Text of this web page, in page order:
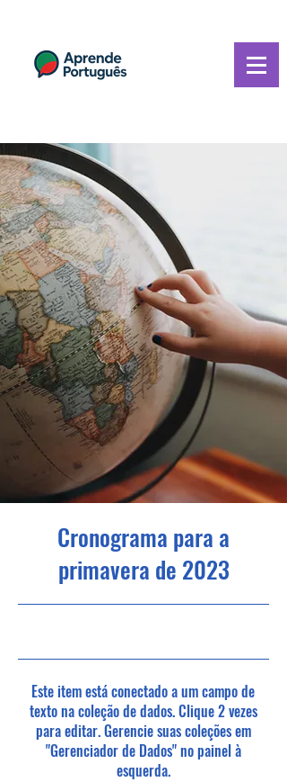
Cronograma para a
primavera de 2023
Este item está conectado a um campo de
texto na coleção de dados. Clique 2 vezes
para editar. Gerencie suas coleções em
"Gerenciador de Dados" no painel à
esquerda.